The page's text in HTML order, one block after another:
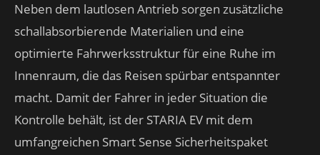
Neben dem lautlosen Antrieb sorgen zusätzliche
schallabsorbierende Materialien und eine
optimierte Fahrwerksstruktur für eine Ruhe im
Innenraum, die das Reisen spürbar entspannter
macht. Damit der Fahrer in jeder Situation die
Kontrolle behält, ist der STARIA EV mit dem
umfangreichen Smart Sense Sicherheitspaket